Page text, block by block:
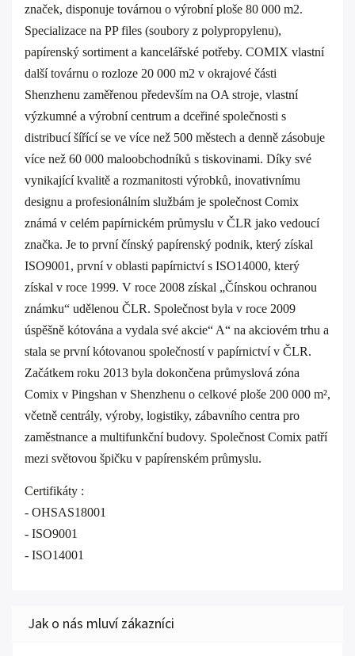
značek, disponuje továrnou o výrobní ploše 80 000 m2.
Specializace na PP files (soubory z polypropylenu),
papírenský sortiment a kancelářské potřeby. COMIX vlastní
další továrnu o rozloze 20 000 m2 v okrajové části
Shenzhenu zaměřenou především na OA stroje, vlastní
výzkumné a výrobní centrum a dceřiné společnosti s
distribucí šířící se ve více než 500 městech a denně zásobuje
více než 60 000 maloobchodníků s tiskovinami. Díky své
vynikající kvalitě a rozmanitosti výrobků, inovativnímu
designu a profesionálním službám je společnost Comix
známá v celém papírnickém průmyslu v ČLR jako vedoucí
značka. Je to první čínský papírenský podnik, který získal
ISO9001, první v oblasti papírnictví s ISO14000, který
získal v roce 1999. V roce 2008 získal „Čínskou ochranou
známku“ udělenou ČLR. Společnost byla v roce 2009
úspěšně kótována a vydala své akcie“ A“ na akciovém trhu a
stala se první kótovanou společností v papírnictví v ČLR.
Začátkem roku 2013 byla dokončena průmyslová zóna
Comix v Pingshan v Shenzhenu o celkové ploše 200 000 m²,
včetně centrály, výroby, logistiky, zábavního centra pro
zaměstnance a multifunkční budovy. Společnost Comix patří
mezi světovou špičku v papírenském průmyslu.
Certifikáty :
- OHSAS18001
- ISO9001
- ISO14001